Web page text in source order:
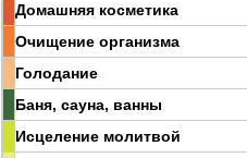
Домашняя косметика
Очищение организма
Голодание
Баня, сауна, ванны
Исцеление молитвой